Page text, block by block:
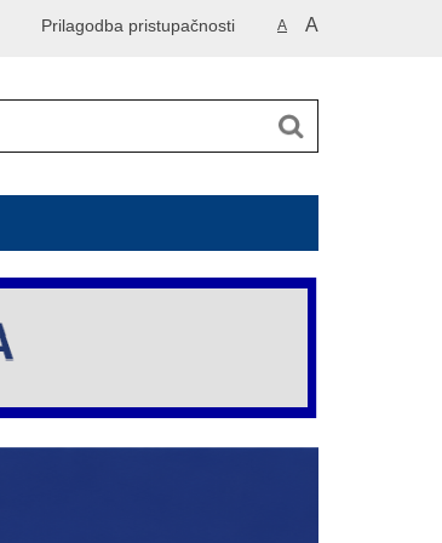
A A
Prilagodba pristupačnosti